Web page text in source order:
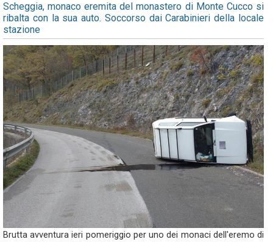
Scheggia, monaco eremita del monastero di Monte Cucco si
ribalta con la sua auto. Soccorso dai Carabinieri della locale
stazione
Brutta avventura ieri pomeriggio per uno dei monaci dell'eremo di